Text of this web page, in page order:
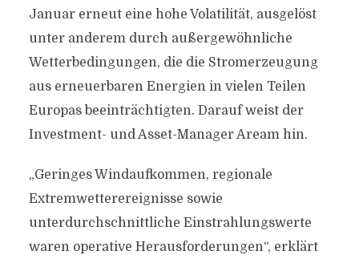
Januar erneut eine hohe Volatilität, ausgelöst
unter anderem durch außergewöhnliche
Wetterbedingungen, die die Stromerzeugung
aus erneuerbaren Energien in vielen Teilen
Europas beeinträchtigten. Darauf weist der
Investment- und Asset-Manager Aream hin.
„Geringes Windaufkommen, regionale
Extremwetterereignisse sowie
unterdurchschnittliche Einstrahlungswerte
waren operative Herausforderungen“, erklärt